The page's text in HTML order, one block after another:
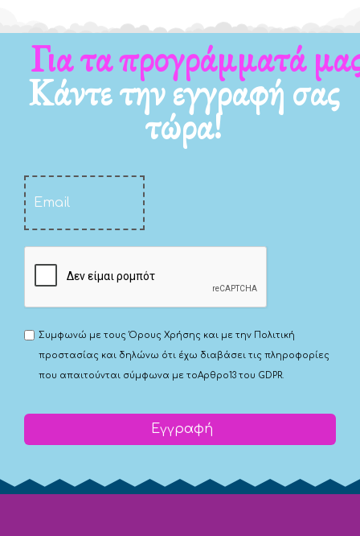
Για τα προγράμματά μας
Κάντε την εγγραφή σας
τώρα!
Συμφωνώ με τουςΌρους Χρήσης και με την Πολιτική
προστασίας και δηλώνω ότι έχω διαβάσει τις πληροφορίες
που απαιτούνται σύμφωνα με τοΑρθρο13 του GDPR.
Εγγραφή